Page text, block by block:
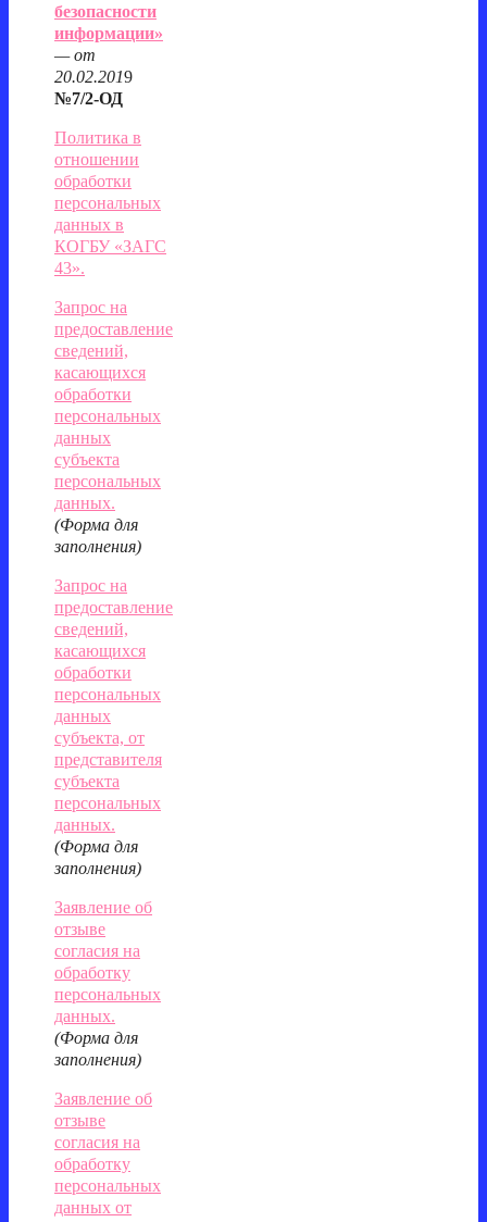
безопасности
информации»
— от
20.02.2019
№7/2-ОД
Политика в
отношении
обработки
персональных
данных в
КОГБУ «ЗАГС
43».
Запрос на
предоставление
сведений,
касающихся
обработки
персональных
данных
субъекта
персональных
данных.
(Форма для
заполнения)
Запрос на
предоставление
сведений,
касающихся
обработки
персональных
данных
субъекта, от
представителя
субъекта
персональных
данных.
(Форма для
заполнения)
Заявление об
отзыве
согласия на
обработку
персональных
данных.
(Форма для
заполнения)
Заявление об
отзыве
согласия на
обработку
персональных
данных от